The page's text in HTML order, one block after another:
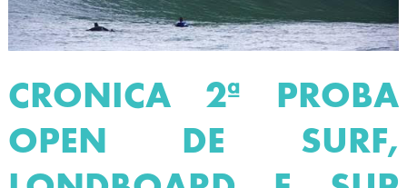
CRONICA 2ª PROBA
OPEN DE SURF,